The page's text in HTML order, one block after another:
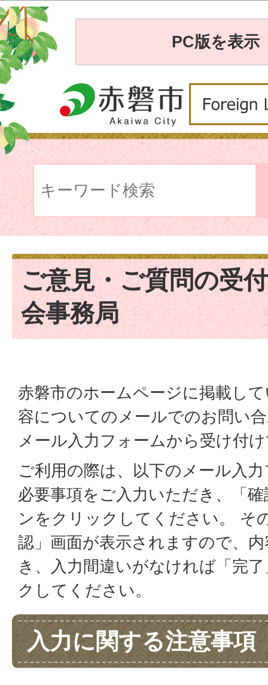
PC版を表示
ご意見・ご質問の受
会事務局
赤磐市のホームページに掲載し
容についてのメールでのお問い
メール入力フォームから受け付
ご利用の際は、以下のメール入
必要事項をご入力いただき、「
ンをクリックしてください。 そ
認」画面が表示されますので、
き、入力間違いがなければ「完
クしてください。
入力に関する注意事項